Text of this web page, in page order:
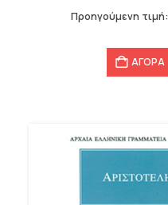
Προηγούμενη τιμή:
ΑΓΟΡΑ